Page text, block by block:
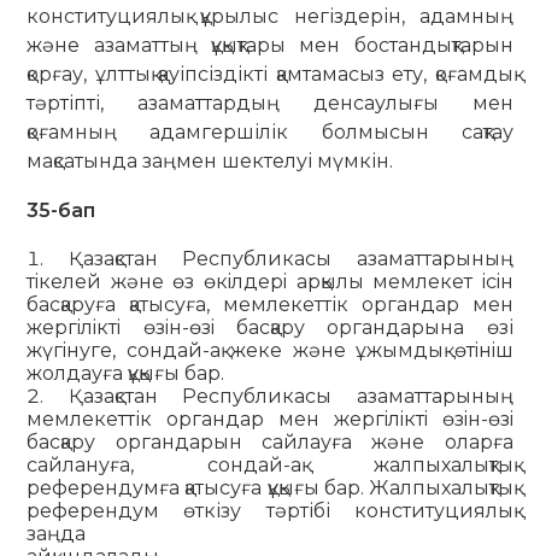
конституциялық құры­лыс негіздерін, адамның
және азаматтың құқықтары мен бостан­дықтарын
қорғау, ұлттық қауіпсіздікті қамтамасыз ету, қоғам­дық
тәртіпті, азаматтардың денсаулығы мен
қоғамның адам­гер­шілік болмысын сақтау
мақсатында заңмен шектелуі мүмкін.
35-бап
Қазақстан Республикасы азаматтарының
тiкелей және өз өкiлдерi арқылы мемлекет iсiн
басқаруға қатысуға, мемлекеттік органдар мен
жергiлiктi өзiн-өзi басқару органдарына өзі
жүгiнуге, сондай-ақ жеке және ұжымдық өтiнiш
жолдауға құқығы бар.
Қазақстан Республикасы азаматтарының
мемлекеттік органдар мен жергiлiктi өзiн-өзi
басқару органдарын сайлауға және оларға
сайлануға, сондай-ақ жалпыхалықтық
референдумға қатысуға құқығы бар. Жалпыхалықтық
референдум өткізу тәртібі конституциялық
заңда